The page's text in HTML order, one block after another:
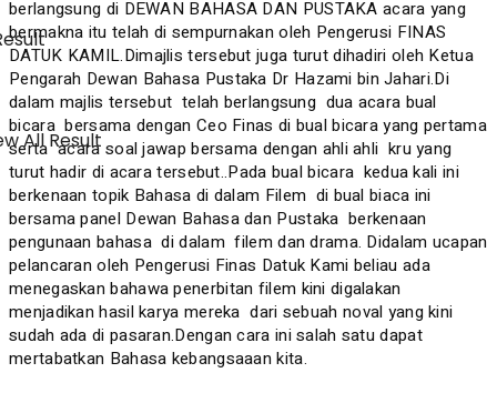
All Result
berlangsung di DEWAN BAHASA DAN PUSTAKA acara yang
bermakna itu telah di sempurnakan oleh Pengerusi FINAS
DATUK KAMIL.Dimajlis tersebut juga turut dihadiri oleh Ketua
Pengarah Dewan Bahasa Pustaka Dr Hazami bin Jahari.Di
dalam majlis tersebut telah berlangsung dua acara bual
bicara bersama dengan Ceo Finas di bual bicara yang pertama
serta acara soal jawap bersama dengan ahli ahli kru yang
turut hadir di acara tersebut..Pada bual bicara kedua kali ini
berkenaan topik Bahasa di dalam Filem di bual biaca ini
bersama panel Dewan Bahasa dan Pustaka berkenaan
pengunaan bahasa di dalam filem dan drama. Didalam ucapan
pelancaran oleh Pengerusi Finas Datuk Kami beliau ada
menegaskan bahawa penerbitan filem kini digalakan
menjadikan hasil karya mereka dari sebuah noval yang kini
sudah ada di pasaran.Dengan cara ini salah satu dapat
mertabatkan Bahasa kebangsaaan kita.